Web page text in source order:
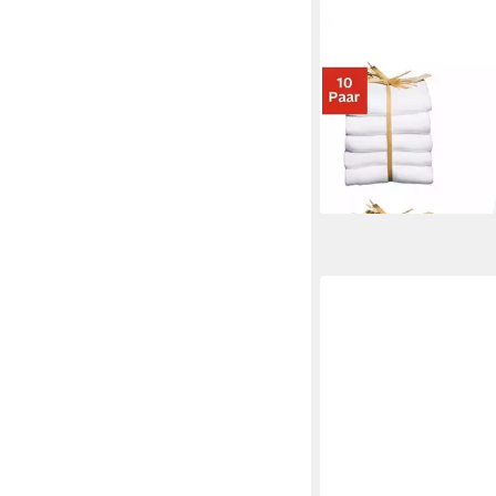
Basicsocken
Paar) unifarben
14,99 €